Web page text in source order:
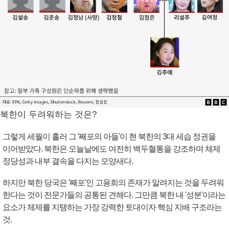
북한이 두려워하는 것은?
그렇게 세월이 흘러 그 '째포의 아들'이 현 북한의 3대 세습 정권을
이어받았다. 북한은 오늘날에도 여전히 백두혈통을 강조하며 체제
정당성과 내부 결속을 다지는 모양새다.
하지만 북한 당국은 '째포'인 고용희의 존재가 알려지는 것을 두려워
한다는 것이 전문가들의 공통된 견해다. 그만큼 북한 내 '성분'이라는
요소가 체제를 지탱하는 가장 강력한 토대이자 핵심 지배 구조라는
것.